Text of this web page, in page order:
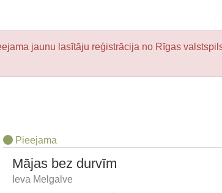
jaunu lasītāju reģistrācija no Rīgas
Pieejama
Mājas bez durvīm
Ieva Melgalve